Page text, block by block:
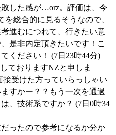
した感が…orz。評価は、今
を総合的に見るそうなので、
進むにつれて、行きたい意
是非内定頂きたいです！こ
ください！ (7日23時44分)
ておりますNZと申しま
接受けた方っていらっしゃい
すかー？？もう一次を通過
、技術系ですか？ (7日0時34
ったので参考になるか分か